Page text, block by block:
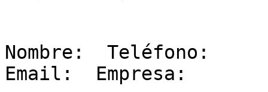
Nombre:  Teléfono:
Email:  Empresa: